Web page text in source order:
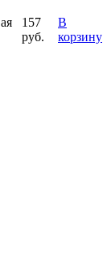
157
руб.
В
корзину